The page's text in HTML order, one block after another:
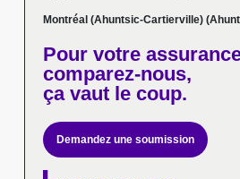
Montréal (Ahuntsic-Cartierville)
Pour votre
comparez-nous,
ça vaut le coup.
Demandez une soumission